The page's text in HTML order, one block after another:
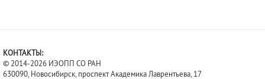
КОНТАКТЫ:
© 2014-2026 ИЭОПП СО РАН
630090, Новосибирск, проспект Академика Лаврентьева, 17